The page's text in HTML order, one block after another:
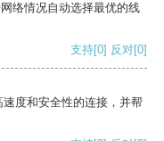
络情况自动选择最优的线
支持[0] 反对[0]
度和安全性的连接，并帮